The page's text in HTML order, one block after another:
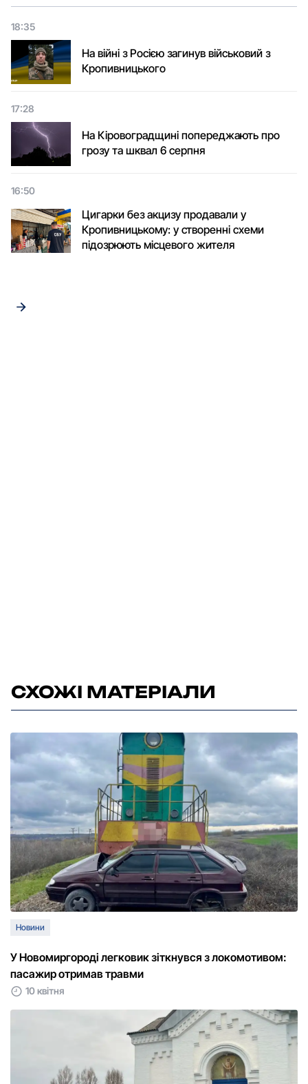
18:35
На війні з Росією загинув військовий з
Кропивницького
17:28
На Кіровоградщині попереджають про
грозу та шквал 6 серпня
16:50
Цигарки без акцизу продавали у
Кропивницькому: у створенні схеми
підозрюють місцевого жителя
СХОЖІ МАТЕРІАЛИ
Новини
У Новомиргороді легковик зіткнувся з локомотивом:
пасажир отримав травми
10 квітня